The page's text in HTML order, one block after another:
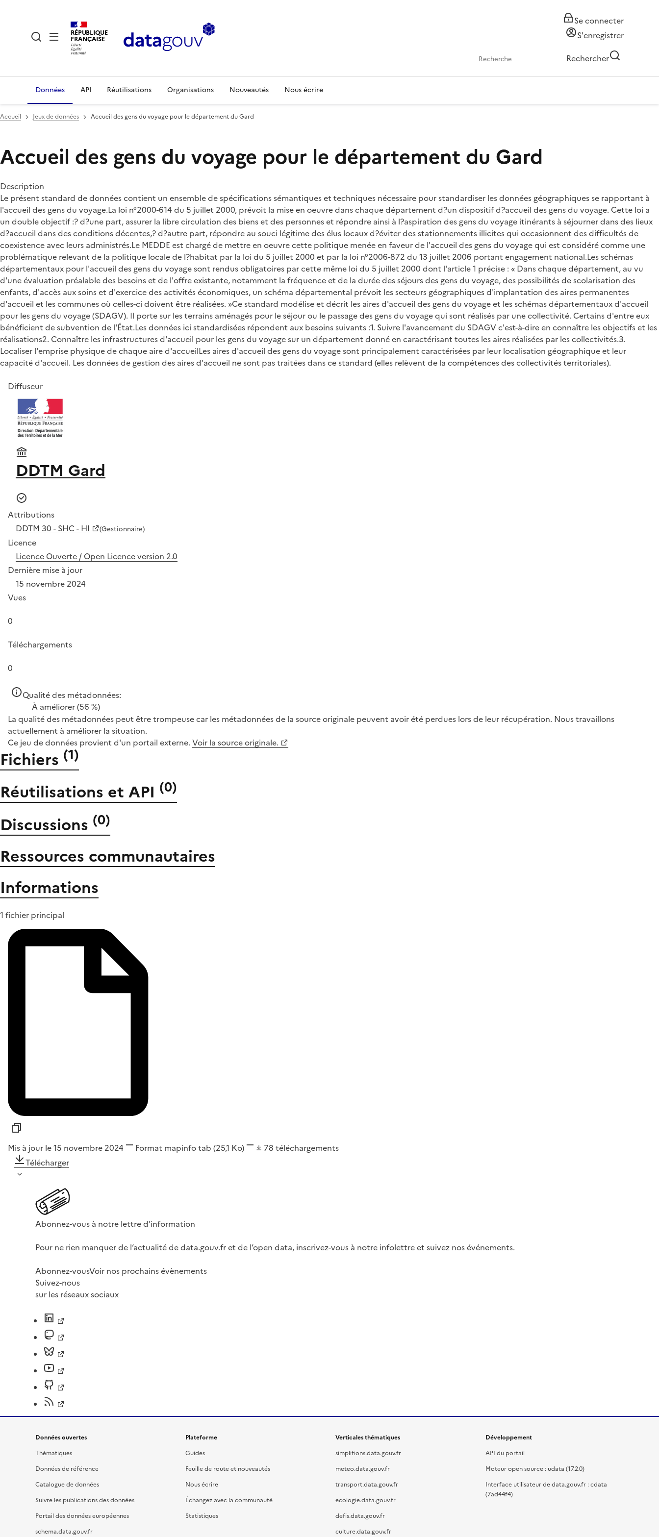
RÉPUBLIQUE
FRANÇAISE
Se connecter
S'enregistrer
Rechercher
Données API Réutilisations Organisations Nouveautés Nous écrire
Accueil Jeux de données Accueil des gens du voyage pour le département du Gard
Accueil des gens du voyage pour le département du Gard
Description
Le présent standard de données contient un ensemble de spécifications sémantiques et techniques nécessaire pour standardiser les données géographiques se rapportant à
l'accueil des gens du voyage.La loi n°2000-614 du 5 juillet 2000, prévoit la mise en oeuvre dans chaque département d?un dispositif d?accueil des gens du voyage. Cette loi a
un double objectif :? d?une part, assurer la libre circulation des biens et des personnes et répondre ainsi à l?aspiration des gens du voyage itinérants à séjourner dans des lieux
d?accueil dans des conditions décentes,? d?autre part, répondre au souci légitime des élus locaux d?éviter des stationnements illicites qui occasionnent des difficultés de
coexistence avec leurs administrés.Le MEDDE est chargé de mettre en oeuvre cette politique menée en faveur de l'accueil des gens du voyage qui est considéré comme une
problématique relevant de la politique locale de l?habitat par la loi du 5 juillet 2000 et par la loi n°2006-872 du 13 juillet 2006 portant engagement national.Les schémas
départementaux pour l'accueil des gens du voyage sont rendus obligatoires par cette même loi du 5 juillet 2000 dont l'article 1 précise : « Dans chaque département, au vu
d'une évaluation préalable des besoins et de l'offre existante, notamment la fréquence et de la durée des séjours des gens du voyage, des possibilités de scolarisation des
enfants, d'accès aux soins et d'exercice des activités économiques, un schéma départemental prévoit les secteurs géographiques d'implantation des aires permanentes
d'accueil et les communes où celles-ci doivent être réalisées. »Ce standard modélise et décrit les aires d'accueil des gens du voyage et les schémas départementaux d'accueil
pour les gens du voyage (SDAGV). Il porte sur les terrains aménagés pour le séjour ou le passage des gens du voyage qui sont réalisés par une collectivité. Certains d'entre eux
bénéficient de subvention de l'État.Les données ici standardisées répondent aux besoins suivants :1. Suivre l'avancement du SDAGV c'est-à-dire en connaître les objectifs et les
réalisations2. Connaître les infrastructures d'accueil pour les gens du voyage sur un département donné en caractérisant toutes les aires réalisées par les collectivités.3.
Localiser l'emprise physique de chaque aire d'accueilLes aires d'accueil des gens du voyage sont principalement caractérisées par leur localisation géographique et leur
capacité d'accueil. Les données de gestion des aires d'accueil ne sont pas traitées dans ce standard (elles relèvent de la compétences des collectivités territoriales).
Diffuseur
DDTM Gard
Attributions
DDTM 30 - SHC - HI
(Gestionnaire)
Licence
Licence Ouverte / Open Licence version 2.0
Dernière mise à jour
15 novembre 2024
Vues
0
Téléchargements
0
Qualité des métadonnées:
À améliorer(56 %)
La qualité des métadonnées peut être trompeuse car les métadonnées de la source originale peuvent avoir été perdues lors de leur récupération. Nous travaillons
actuellement à améliorer la situation.
Ce jeu de données provient d'un portail externe. Voir la source originale.
Fichiers (1)
Réutilisations et API (0)
Discussions (0)
Ressources communautaires
Informations
1 fichier principal
Mis à jour le 15 novembre 2024 Format mapinfo tab (25,1 Ko) 78 téléchargements
Télécharger
Abonnez-vous à notre lettre d'information
Pour ne rien manquer de l’actualité de data.gouv.fr et de l’open data, inscrivez-vous à notre infolettre et suivez nos événements.
Abonnez-vousVoir nos prochains évènements
Suivez-nous
sur les réseaux sociaux
Données ouvertes
Thématiques
Données de référence
Catalogue de données
Suivre les publications des données
Portail des données européennes
schema.data.gouv.fr
Plateforme
Guides
Feuille de route et nouveautés
Nous écrire
Échangez avec la communauté
Statistiques
Verticales thématiques
simplifions.data.gouv.fr
meteo.data.gouv.fr
transport.data.gouv.fr
ecologie.data.gouv.fr
defis.data.gouv.fr
culture.data.gouv.fr
Développement
API du portail
Moteur open source : udata (17.2.0)
Interface utilisateur de data.gouv.fr : cdata
(7ad44f4)